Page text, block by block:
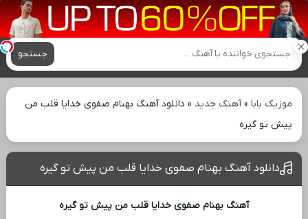
آهنگ های جدید
جستجو
موزیک بابا»آهنگ جدید » دانلود آهنگ بهنام صفوی خدایا قلب من
پیش تو گیره
دانلود آهنگ بهنام صفوی خدایا قلب من پیش تو گیره
آهنگ بهنام صفوی خدایا قلب من پیش تو گیره